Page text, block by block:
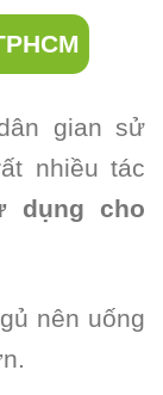
gian sử
nhiều tác
dụng cho
nên uống